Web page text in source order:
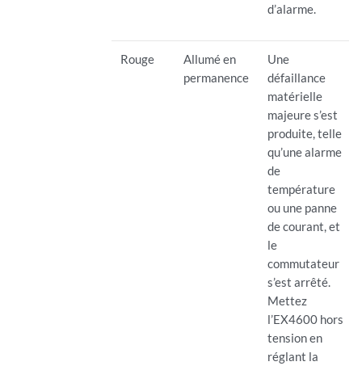
d’alarme.
Rouge
Allumé en
permanence
Une
défaillance
matérielle
majeure s’est
produite, telle
qu’une alarme
de
température
ou une panne
de courant, et
le
commutateur
s’est arrêté.
Mettez
l’EX4600 hors
tension en
réglant la